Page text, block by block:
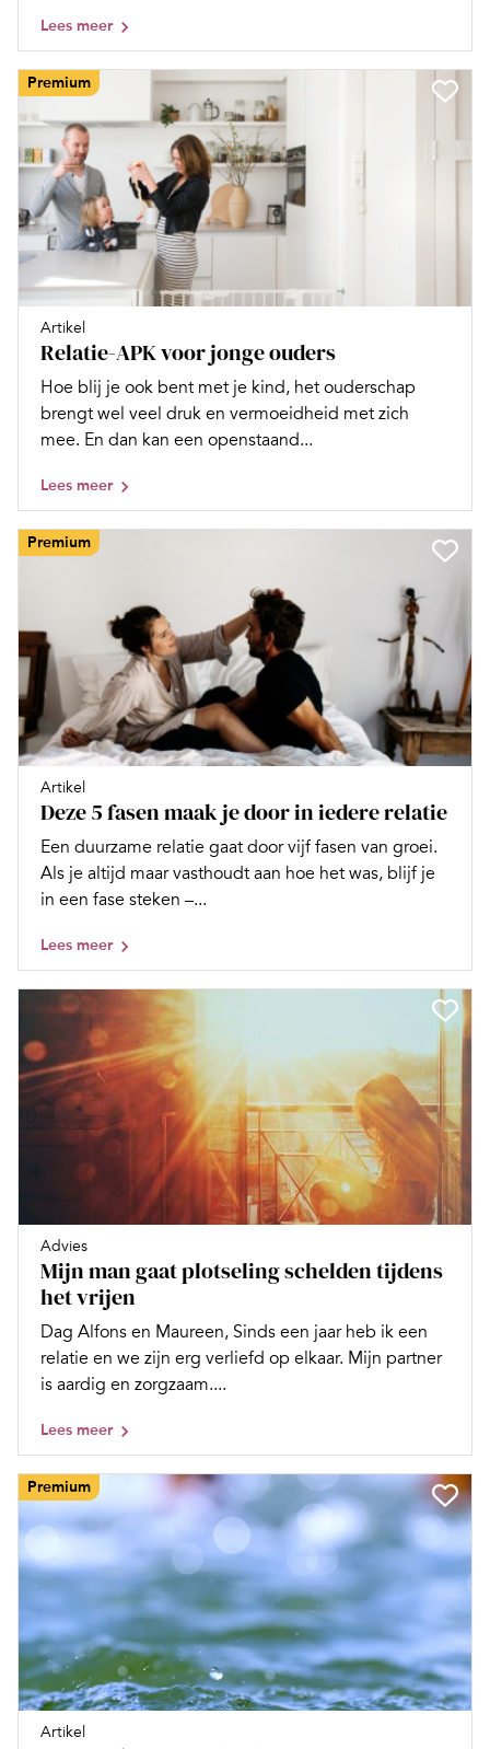
Lees meer
Premium
Artikel
Relatie-APK voor jonge ouders
Hoe blij je ook bent met je kind, het ouderschap
brengt wel veel druk en vermoeidheid met zich
mee. En dan kan een openstaand...
Lees meer
Premium
Artikel
Deze 5 fasen maak je door in iedere relatie
Een duurzame relatie gaat door vijf fasen van groei.
Als je altijd maar vasthoudt aan hoe het was, blijf je
in een fase steken –...
Lees meer
Advies
Mijn man gaat plotseling schelden tijdens
het vrijen
Dag Alfons en Maureen, Sinds een jaar heb ik een
relatie en we zijn erg verliefd op elkaar. Mijn partner
is aardig en zorgzaam....
Lees meer
Premium
Artikel